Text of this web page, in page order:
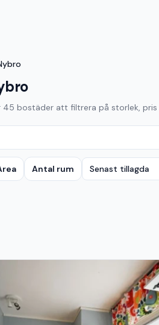
45 bostäder att filtrera på storlek,
Antal rum Senast tillagda